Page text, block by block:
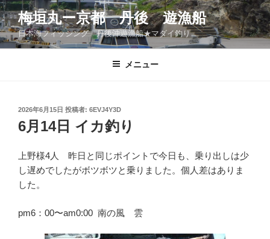
コ
ン
テ
ン
梅垣丸ー京都 丹後 遊漁船
日本海フィッシング 丹後沖遊漁船★マダイ釣り
メニュー
投
稿
日:
2026年6月15日 投稿者: 6EVJ4Y3D
6月14日 イカ釣り
上野様4人 昨日と同じポイントで今日も、乗り出しは少
し遅めでしたがボツボツと乗りました。個人差はありま
した。
pm6：00〜am0:00 南の風 雲